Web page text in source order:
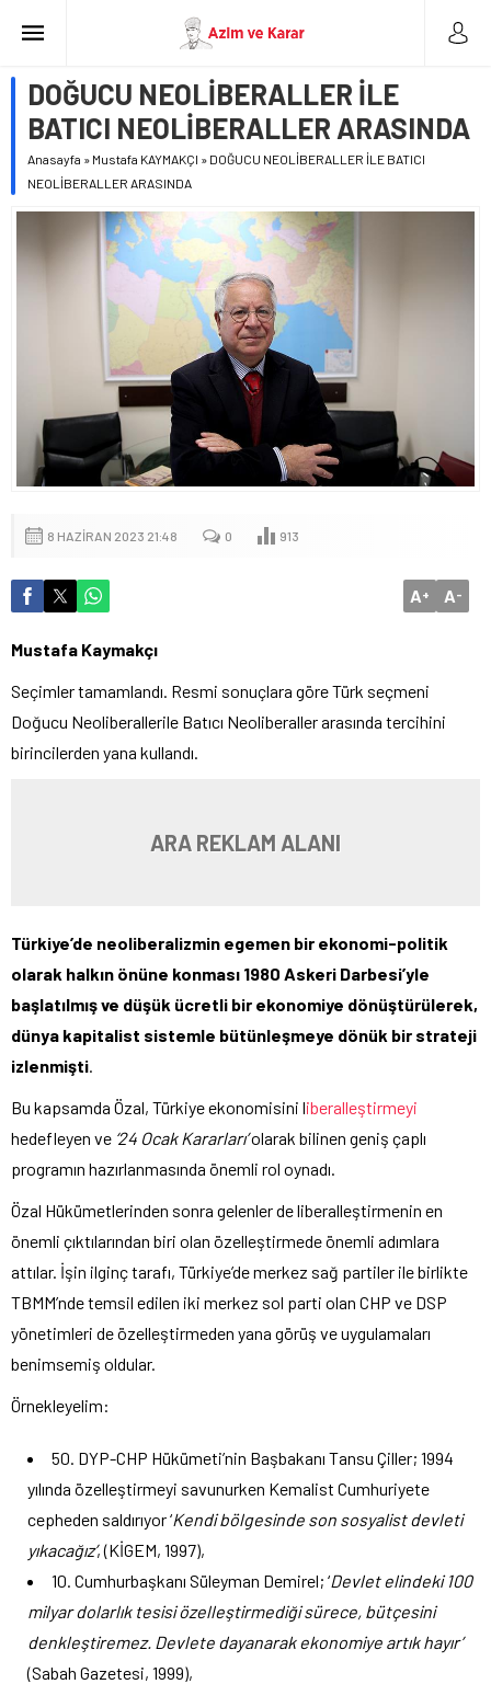
DOĞUCU NEOLİBERALLER İLE
BATICI NEOLİBERALLER ARASINDA
Anasayfa » Mustafa KAYMAKÇI » DOĞUCU NEOLİBERALLER İLE BATICI
NEOLİBERALLER ARASINDA
8 HAZIRAN 2023 21:48 0 913
A+ A-
Mustafa Kaymakçı
Seçimler tamamlandı. Resmi sonuçlara göre Türk seçmeni
Doğucu Neoliberallerile Batıcı Neoliberaller arasında tercihini
birincilerden yana kullandı.
ARA REKLAM ALANI
Türkiye’de neoliberalizmin egemen bir ekonomi-politik
olarak halkın önüne konması 1980 Askeri Darbesi’yle
başlatılmış ve düşük ücretli bir ekonomiye dönüştürülerek,
dünya kapitalist sistemle bütünleşmeye dönük bir strateji
izlenmişti
Bu kapsamda Özal, Türkiye ekonomisini liberalleştirmeyi
hedefleyen ve ‘24 Ocak Kararları’olarak bilinen geniş çaplı
programın hazırlanmasında önemli rol oynadı.
Özal Hükümetlerinden sonra gelenler de liberalleştirmenin en
önemli çıktılarından biri olan özelleştirmede önemli adımlara
attılar. İşin ilginç tarafı, Türkiye’de merkez sağ partiler ile birlikte
TBMM’nde temsil edilen iki merkez sol parti olan CHP ve DSP
yönetimleri de özelleştirmeden yana görüş ve uygulamaları
benimsemiş oldular.
Örnekleyelim:
50. DYP-CHP Hükümeti’nin Başbakanı Tansu Çiller; 1994
yılında özelleştirmeyi savunurken Kemalist Cumhuriyete
cepheden saldırıyor ‘Kendi bölgesinde son sosyalist devleti
yıkacağız’, (KİGEM, 1997),
10. Cumhurbaşkanı Süleyman Demirel; ‘Devlet elindeki 100
milyar dolarlık tesisi özelleştirmediği sürece, bütçesini
denkleştiremez. Devlete dayanarak ekonomiye artık hayır’
(Sabah Gazetesi, 1999),